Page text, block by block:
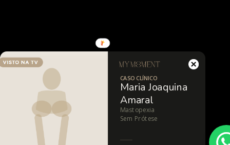
CASO CLÍNICO
Maria Joaquina
Amaral
Mastopexia
Sem Prótese